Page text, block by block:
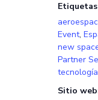
Event,
new
Partner
Sitio